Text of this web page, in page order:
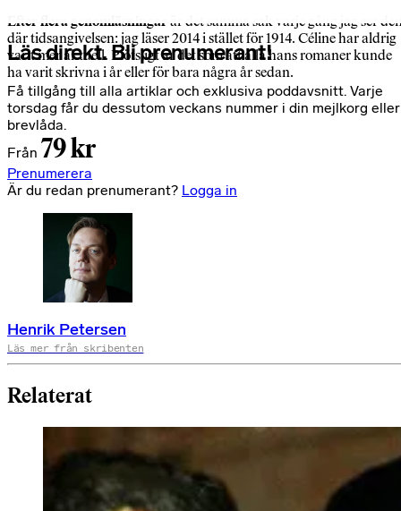
Efter flera genomläsningar är det samma sak varje gång jag ser
där tidsangivelsen: jag läser 2014 i stället för 1914. Céline har aldrig
varit mer aktuell. Plötsligt är det som att alla hans romaner kunde
ha varit skrivna i år eller för bara några år sedan.
Läs direkt. Bli prenumerant!
Få tillgång till alla artiklar och exklusiva poddavsnitt. Varje
torsdag får du dessutom veckans nummer i din mejlkorg eller
brevlåda.
Från 79 kr
Prenumerera
Är du redan prenumerant? Logga in
Henrik Petersen
Läs mer från skribenten
Relaterat